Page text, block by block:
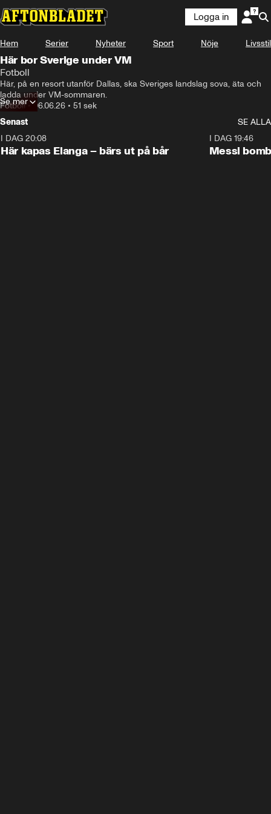
Logga in
Hem Serier Nyheter Sport Nöje Livsstil
Här bor Sverige under VM
Fotboll
Här, på en resort utanför Dallas, ska Sveriges landslag sova, äta och
Fotboll•06.06.26 • 51 sek
Se mer
Senast
SE ALLA
I DAG 20:08
Här kapas Elanga – bärs ut på bår
I DAG 19:46
Messi